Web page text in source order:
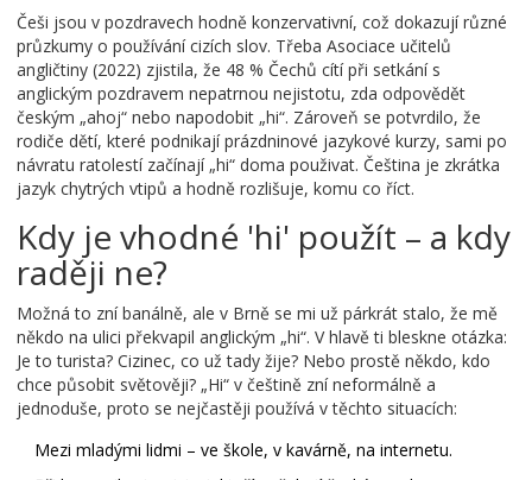
Češi jsou v pozdravech hodně konzervativní, což dokazují různé
průzkumy o používání cizích slov. Třeba Asociace učitelů
angličtiny (2022) zjistila, že 48 % Čechů cítí při setkání s
anglickým pozdravem nepatrnou nejistotu, zda odpovědět
českým „ahoj“ nebo napodobit „hi“. Zároveň se potvrdilo, že
rodiče dětí, které podnikají prázdninové jazykové kurzy, sami po
návratu ratolestí začínají „hi“ doma použivat. Čeština je zkrátka
jazyk chytrých vtipů a hodně rozlišuje, komu co říct.
Kdy je vhodné 'hi' použít – a kdy
raději ne?
Možná to zní banálně, ale v Brně se mi už párkrát stalo, že mě
někdo na ulici překvapil anglickým „hi“. V hlavě ti bleskne otázka:
Je to turista? Cizinec, co už tady žije? Nebo prostě někdo, kdo
chce působit světověji? „Hi“ v češtině zní neformálně a
jednoduše, proto se nejčastěji používá v těchto situacích:
Mezi mladými lidmi – ve škole, v kavárně, na internetu.